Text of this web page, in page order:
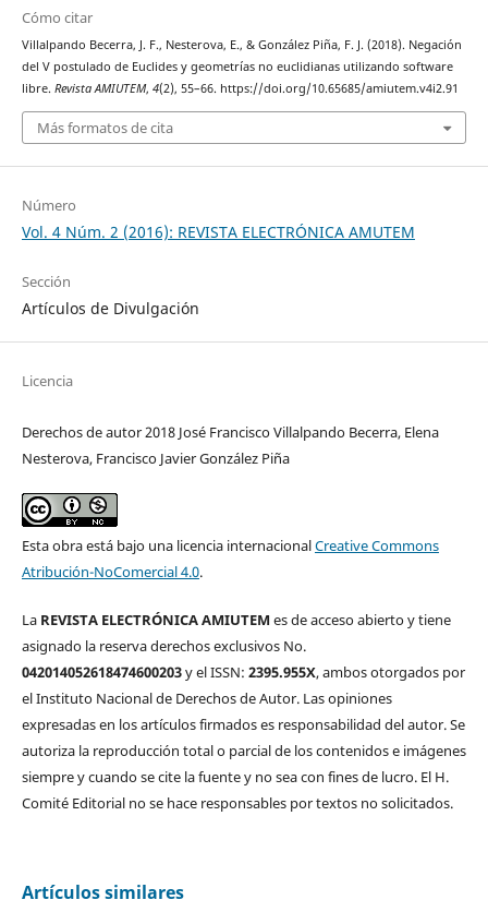
Cómo citar
Villalpando Becerra, J. F., Nesterova, E., & González Piña, F. J. (2018). Negación
del V postulado de Euclides y geometrías no euclidianas utilizando software
libre. Revista AMIUTEM, 4(2), 55–66. https://doi.org/10.65685/amiutem.v4i2.91
Más formatos de cita
Número
Vol. 4 Núm. 2 (2016): REVISTA ELECTRÓNICA AMUTEM
Sección
Artículos de Divulgación
Licencia
Derechos de autor 2018 José Francisco Villalpando Becerra, Elena
Nesterova, Francisco Javier González Piña
Esta obra está bajo una licencia internacionalCreative Commons
Atribución-NoComercial 4.0.
La REVISTA ELECTRÓNICA AMIUTEM es de acceso abierto y tiene
asignado la reserva derechos exclusivos No.
042014052618474600203y el ISSN: 2395.955X, ambos otorgados por
el Instituto Nacional de Derechos de Autor. Las opiniones
expresadas en los artículos firmados es responsabilidad del autor. Se
autoriza la reproducción total o parcial de los contenidos e imágenes
siempre y cuando se cite la fuente y no sea con fines de lucro. El H.
Comité Editorial no se hace responsables por textos no solicitados.
Artículos similares